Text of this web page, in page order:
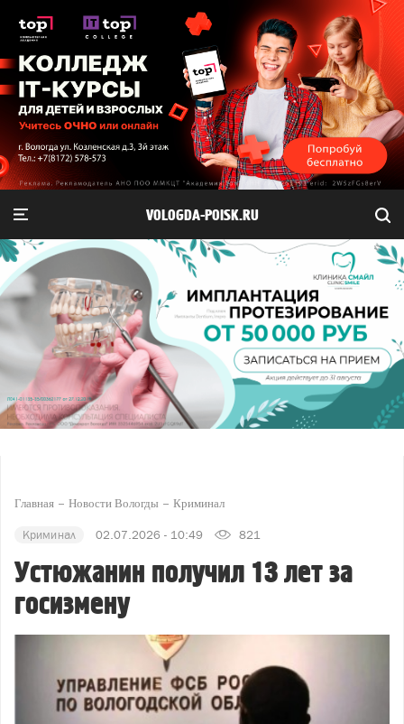
VOLOGDA-POISK.RU
Главная Новости Вологды Криминал
Криминал 02.07.2026 - 10:49 821
Устюжанин получил 13 лет за
госизмену